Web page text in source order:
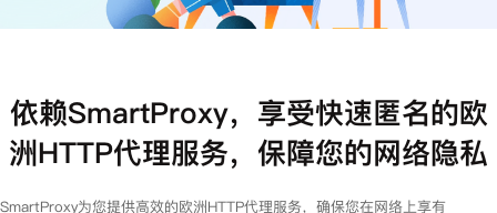
依赖SmartProxy，享受快速匿名的欧
洲HTTP代理服务，保障您的网络隐私
SmartProxy为您提供高效的欧洲HTTP代理服务，确保您在网络上享有